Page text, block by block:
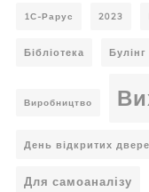
1С-Рарус 2023
Бібліотека Булінг
Виробництво
День відкритих
Для самоаналізу